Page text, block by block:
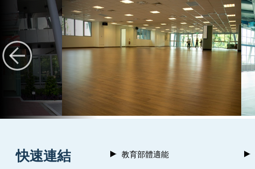
快速連結 教育部體適能